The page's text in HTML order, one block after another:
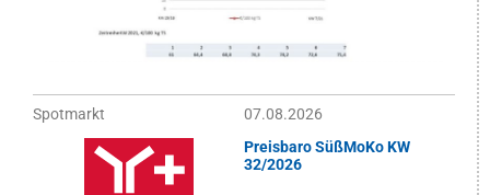
Spotmarkt
07.08.2026
Preisbaro SüßMoKo KW
32/2026